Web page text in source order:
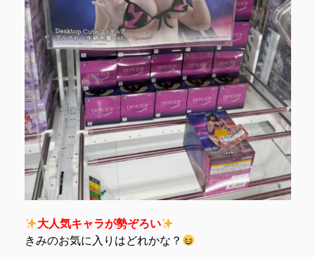
大人気キャラが勢ぞろい
きみのお気に入りはどれかな？